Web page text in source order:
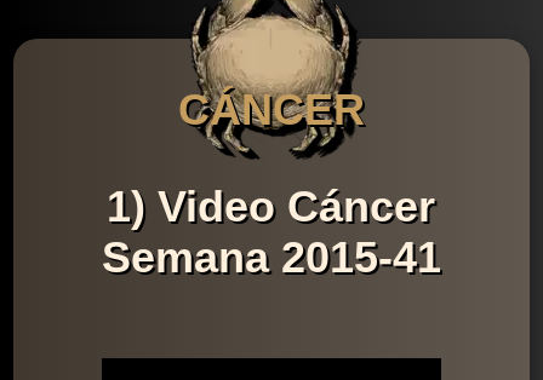
CÁNCER
1) Video Cáncer
Semana 2015-41